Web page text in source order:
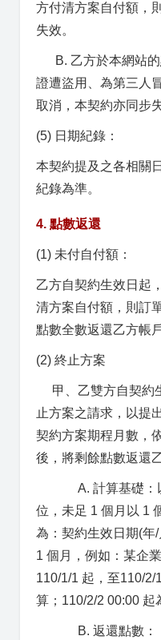
方付清方案自付額，
失效。
B. 乙方於本網站的
證遭盜用、為第三人
取消，本契約亦同步
(5) 日期紀錄：
本契約提及之各相關
紀錄為準。
4. 點數返還
(1) 未付自付額：
乙方自契約生效日起
清方案自付額，則訂
點數全數返還乙方帳戶
(2) 終止方案
甲、乙雙方自契約
止方案之請求，以提
契約方案期程月數，
後，將剩餘點數返還
A. 計算基礎：以
位，未足 1 個月以 1
為：契約生效日期(年
1 個月，例如：某企
110/1/1 起，至110/2/
算；110/2/2 00:00 起
B. 返還點數：